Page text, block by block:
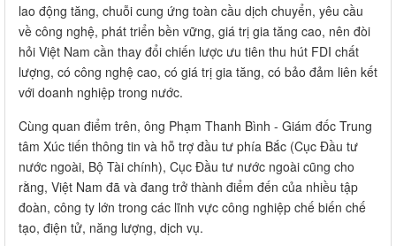
lao động tăng, chuỗi cung ứng toàn cầu dịch chuyển, yêu cầu
về công nghệ, phát triển bền vững, giá trị gia tăng cao, nên đòi
hỏi Việt Nam cần thay đổi chiến lược ưu tiên thu hút FDI chất
lượng, có công nghệ cao, có giá trị gia tăng, có bảo đảm liên kết
với doanh nghiệp trong nước.
Cùng quan điểm trên, ông Phạm Thanh Bình - Giám đốc Trung
tâm Xúc tiến thông tin và hỗ trợ đầu tư phía Bắc (Cục Đầu tư
nước ngoài, Bộ Tài chính), Cục Đầu tư nước ngoài cũng cho
rằng, Việt Nam đã và đang trở thành điểm đến của nhiều tập
đoàn, công ty lớn trong các lĩnh vực công nghiệp chế biến chế
tạo, điện tử, năng lượng, dịch vụ.